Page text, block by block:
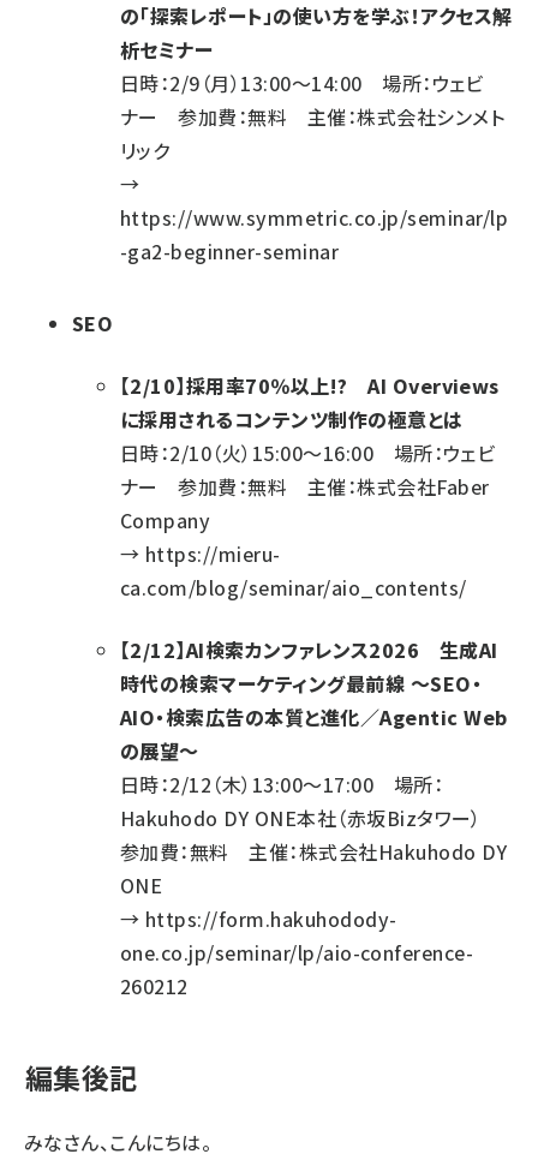
の「探索レポート」の使い方を学ぶ！アクセス解
析セミナー
日時：2/9（月）13:00～14:00 場所：ウェビ
ナー 参加費：無料 主催：株式会社シンメト
リック
→
https://www.symmetric.co.jp/seminar/lp
-ga2-beginner-seminar
SEO
【2/10】採用率70％以上!? AI Overviews
に採用されるコンテンツ制作の極意とは
日時：2/10（火）15:00～16:00 場所：ウェビ
ナー 参加費：無料 主催：株式会社Faber
Company
→ https://mieru-
ca.com/blog/seminar/aio_contents/
【2/12】AI検索カンファレンス2026 生成AI
時代の検索マーケティング最前線 ～SEO・
AIO・検索広告の本質と進化／Agentic Web
の展望～
日時：2/12（木）13:00～17:00 場所：
Hakuhodo DY ONE本社（赤坂Bizタワー）
参加費：無料 主催：株式会社Hakuhodo DY
ONE
→ https://form.hakuhodody-
one.co.jp/seminar/lp/aio-conference-
260212
編集後記
みなさん、こんにちは。